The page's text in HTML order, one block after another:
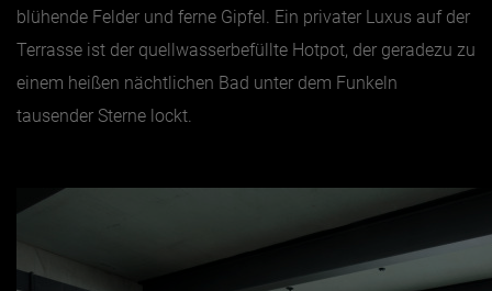
blühende Felder und ferne Gipfel. Ein privater Luxus auf der
Terrasse ist der quellwasserbefüllte Hotpot, der geradezu zu
einem heißen nächtlichen Bad unter dem Funkeln
tausender Sterne lockt.